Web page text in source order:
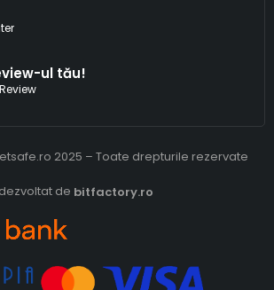
ul tău!
2025 – Toate drepturile rezervate
dezvoltat de bitfactory.ro